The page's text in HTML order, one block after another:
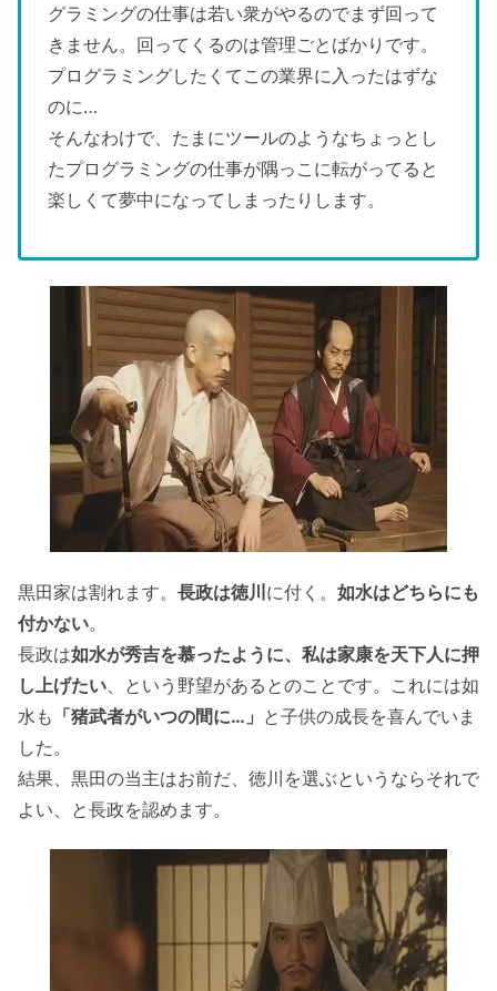
グラミングの仕事は若い衆がやるのでまず回って
きません。回ってくるのは管理ごとばかりです。
プログラミングしたくてこの業界に入ったはずな
のに…
そんなわけで、たまにツールのようなちょっとし
たプログラミングの仕事が隅っこに転がってると
楽しくて夢中になってしまったりします。
黒田家は割れます。 長政は徳川 に付く。 如水はどちらにも
付かない。
長政は如水が秀吉を慕ったように、私は家康を天下人に押
し上げたい、という野望があるとのことです。これには如
水も 「猪武者がいつの間に…」 と子供の成長を喜んでいま
した。
結果、黒田の当主はお前だ、徳川を選ぶというならそれで
よい、と長政を認めます。